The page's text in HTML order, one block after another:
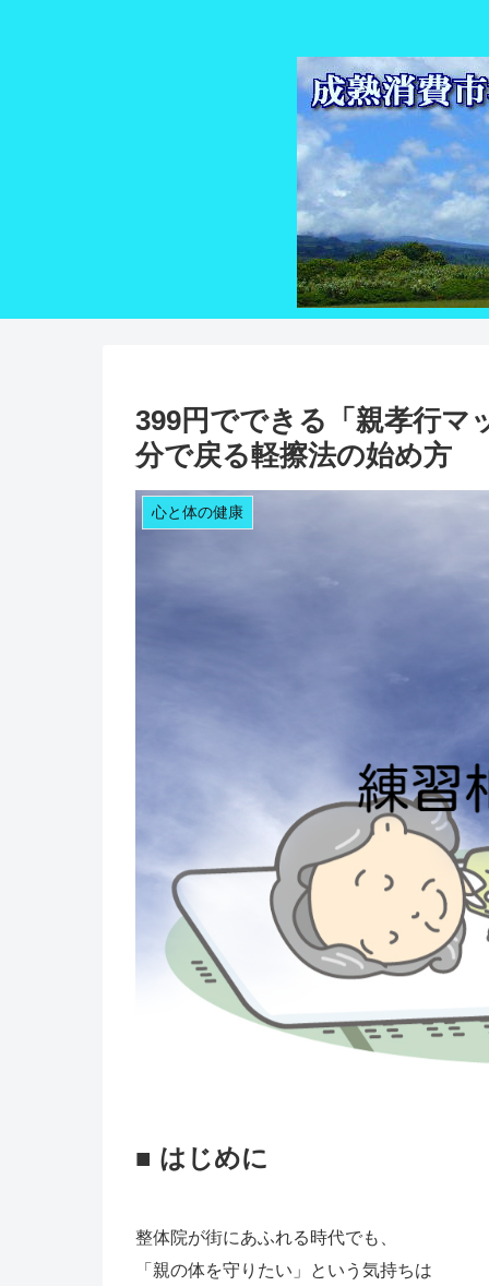
399円でできる「親孝行マ
分で戻る軽擦法の始め方
心と体の健康
■ はじめに
整体院が街にあふれる時代でも、
「親の体を守りたい」という気持ちは